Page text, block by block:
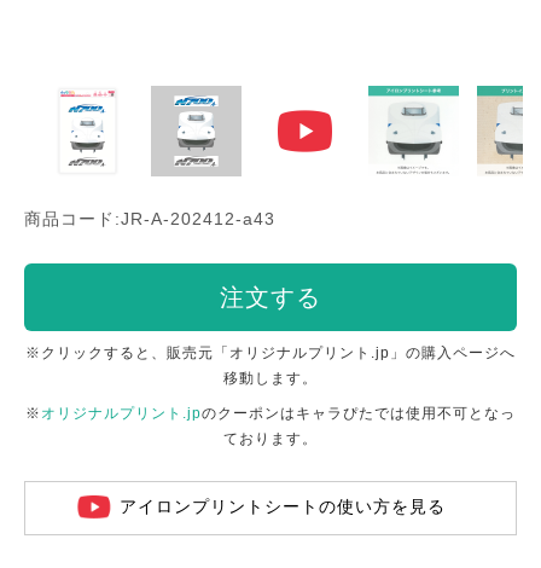
商品コード:JR-A-202412-a43
注文する
※クリックすると、販売元「オリジナルプリント.jp」の購入ページへ
移動します。
※ オリジナルプリント.jpのクーポンはキャラぴたでは使用不可となっ
ております。
アイロンプリントシートの使い方を見る